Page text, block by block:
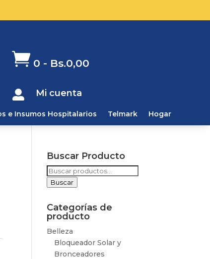
 0 - Bs.0,00
 Mi cuenta
e Insumos Hospitalarios Telmark Hogar
Buscar Producto
Buscar
por:
Buscar
Categorías de
producto
Belleza
Bloqueador Solar y
Bronceadores